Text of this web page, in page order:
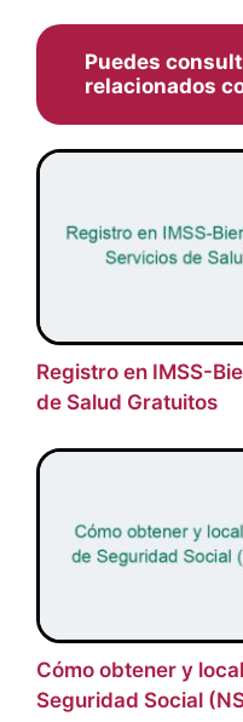
Puedes
relacionados
Registro en IMSS-
de Salud Gratuitos
Cómo obtener y
Seguridad Social